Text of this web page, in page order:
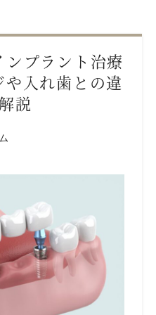
プラント治療
入れ歯との違
説